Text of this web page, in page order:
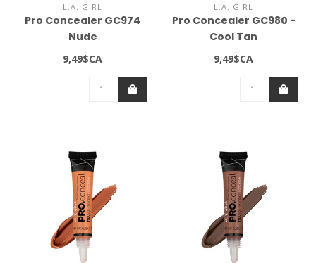
L.A. GIRL
Pro Concealer GC974
Nude
9,49$CA
L.A. GIRL
Pro Concealer GC980 -
Cool Tan
9,49$CA